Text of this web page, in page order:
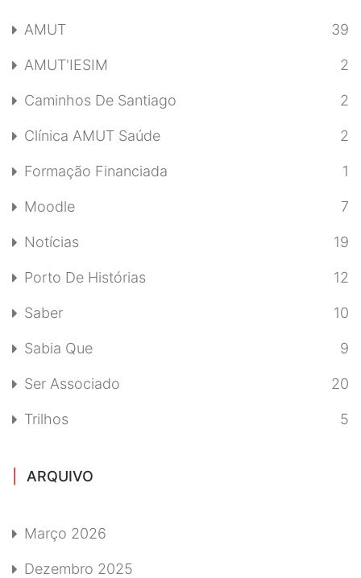
AMUT 39
AMUT'IESIM 2
Caminhos De Santiago 2
Clínica AMUT Saúde 2
Formação Financiada 1
Moodle 7
Notícias 19
Porto De Histórias 12
Saber 10
Sabia Que 9
Ser Associado 20
Trilhos 5
ARQUIVO
Março 2026
Dezembro 2025